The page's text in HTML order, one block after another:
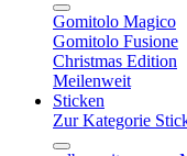
Gomitolo Magico
Gomitolo Fusione
Christmas Edition
Meilenweit
Sticken
Zur Kategorie